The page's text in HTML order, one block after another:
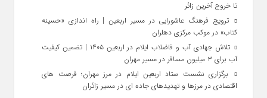
تا خروج آخرین زائر
ترویج فرهنگ عاشورایی در مسیر اربعین | راه‌ اندازی «حسینه
کتاب» در موکب مرکزی دهلران
تلاش جهادی آب و فاضلاب ایلام در اربعین ۱۴۰۵ | تضمین کیفیت
آب برای ۳ میلیون مسافر در مسیر مهران
برگزاری نشست ستاد اربعین ایلام در مرز مهران؛ فرصت‌ های
اقتصادی در مرزها و تهدیدهای جاده‌ ای در مسیر زائران